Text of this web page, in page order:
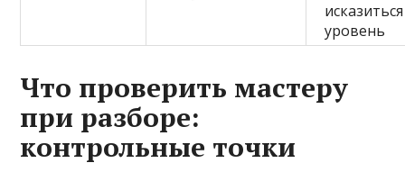
исказиться
уровень
Что проверить мастеру
при разборе:
контрольные точки